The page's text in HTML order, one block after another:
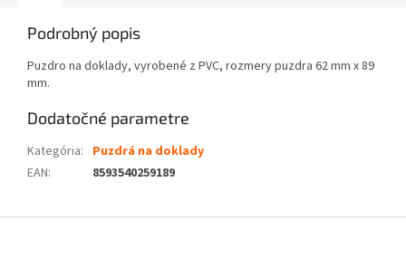
Podrobný popis
Puzdro na doklady, vyrobené z PVC, rozmery puzdra 62 mm x 89
mm.
Dodatočné parametre
Kategória: Puzdrá na doklady
EAN: 8593540259189